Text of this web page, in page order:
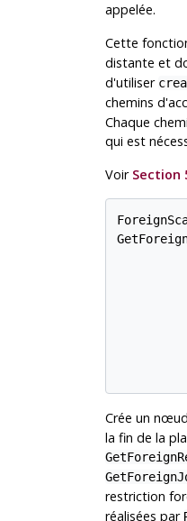
appelée.
Cette
distante et
d'utiliser
chemins
Chaque
qui est
Voir Section
Crée un
la fin de la
restriction
réalisées par